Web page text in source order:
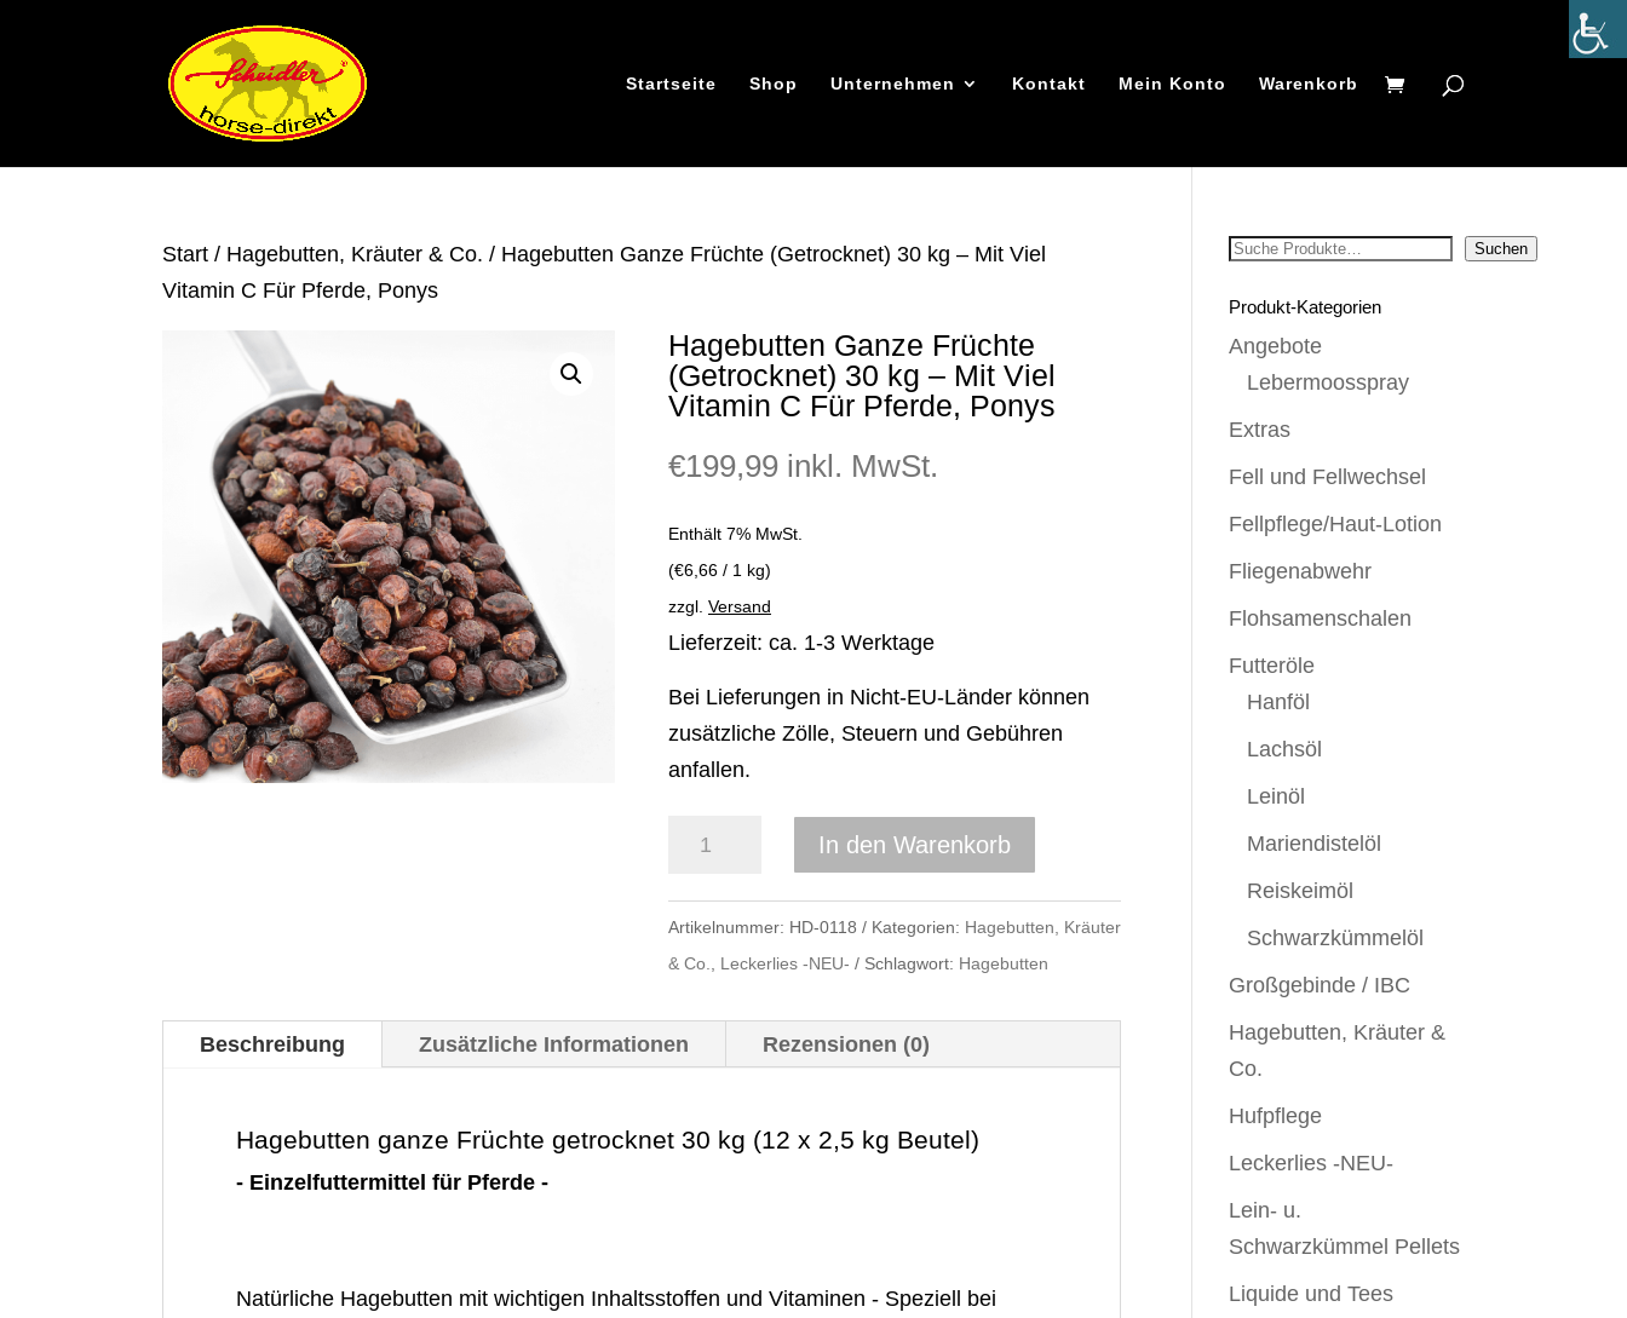
Startseite Shop Unternehmen Kontakt Mein Konto Warenkorb
Start / Hagebutten, Kräuter & Co. / Hagebutten Ganze Früchte (Getrocknet) 30 kg – Mit Viel
Vitamin C Für Pferde, Ponys
Hagebutten Ganze Früchte
(Getrocknet) 30 kg – Mit Viel
Vitamin C Für Pferde, Ponys
€199,99 inkl. MwSt.
Enthält 7% MwSt.
(€6,66/ 1 kg)
zzgl. Versand
Lieferzeit: ca. 1-3 Werktage
Bei Lieferungen in Nicht-EU-Länder können
zusätzliche Zölle, Steuern und Gebühren
anfallen.
Hagebutten
Früchte
(Getrocknet)
30
–
Vitamin
Ponys
In den Warenkorb
Artikelnummer: HD-0118 Kategorien: Hagebutten, Kräuter
& Co., Leckerlies -NEU- Schlagwort: Hagebutten
Beschreibung Zusätzliche Informationen Rezensionen (0)
Hagebutten ganze Früchte getrocknet 30 kg (12 x 2,5 kg Beutel)
- Einzelfuttermittel für Pferde -
Natürliche Hagebutten mit wichtigen Inhaltsstoffen und Vitaminen - Speziell bei
Suchen Suchen
Produkt-Kategorien
Angebote
Lebermoosspray
Extras
Fell und Fellwechsel
Fellpflege/Haut-Lotion
Fliegenabwehr
Flohsamenschalen
Futteröle
Hanföl
Lachsöl
Leinöl
Mariendistelöl
Reiskeimöl
Schwarzkümmelöl
Großgebinde / IBC
Hagebutten, Kräuter &
Co.
Hufpflege
Leckerlies -NEU-
Lein- u.
Schwarzkümmel Pellets
Liquide und Tees